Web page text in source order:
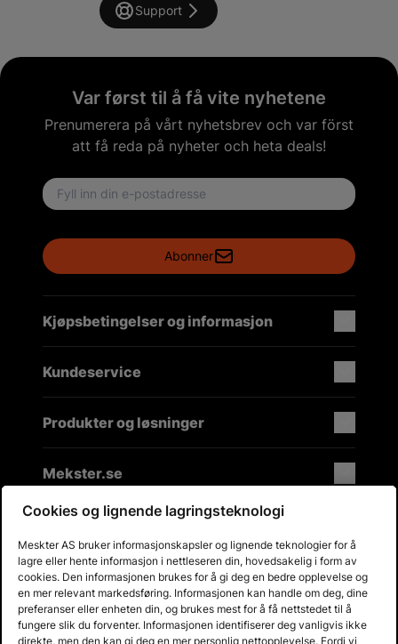
Support
Var først til å få vite nyhetene
Prenumerera på vårt nyhetsbrev och var först
att få reda på nyheter och heta deals!
Email address
Abonner
Kjøpsbetingelser og informasjon
Kundeservice
Produkter og løsninger
Mekster.se
Prisgaranti på reservedeler
Lager i Sverige
60 dagers åpent kjøp
Gratis returer
Cookies og lignende lagringsteknologi
Meskter AS bruker informasjonskapsler og lignende teknologier for å
lagre eller hente informasjon i nettleseren din, hovedsakelig i form av
cookies. Den informasjonen brukes for å gi deg en bedre opplevelse og
en mer relevant markedsføring. Informasjonen kan handle om deg, dine
preferanser eller enheten din, og brukes mest for å få nettstedet til å
fungere slik du forventer. Informasjonen identifiserer deg vanligvis ikke
direkte, men den kan gi deg en mer personlig nettopplevelse. Fordi vi